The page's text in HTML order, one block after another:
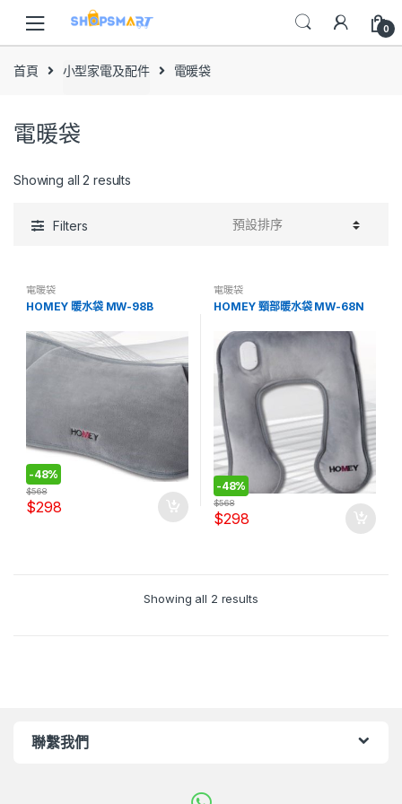
navigation
content
0
首頁 小型家電及配件 電暖袋
電暖袋
Showing all 2 results
Filters
電暖袋
HOMEY 暖水袋 MW-98B
-48%
$298
$568
電暖袋
HOMEY 頸部暖水袋 MW-68N
-48%
$298
$568
Showing all 2 results
聯繫我們